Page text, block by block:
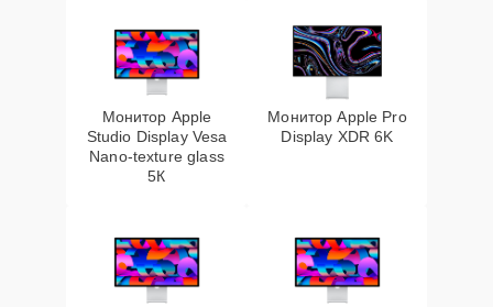
Монитор Apple
Studio Display Vesa
Nano-texture glass
5К
Монитор Apple Pro
Display XDR 6K